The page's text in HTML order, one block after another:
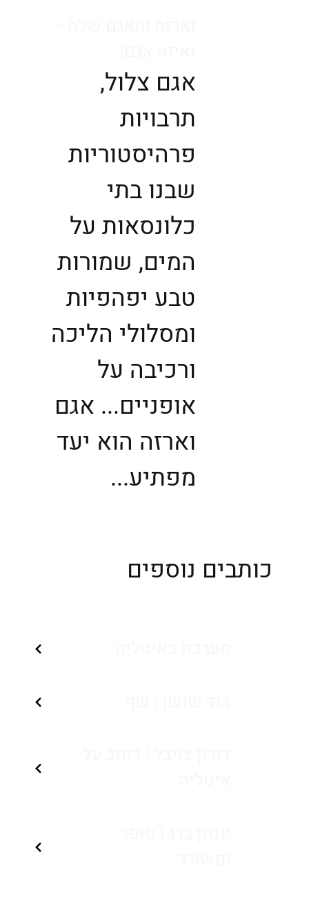
אגם צלול,
תרבויות
פרהיסטוריות
שבנו בתי
כלונסאות על
המים, שמורות
טבע יפהפיות
ומסלולי הליכה
ורכיבה על
אופניים... אגם
וארזה הוא יעד
מפתיע...
כותבים נוספים